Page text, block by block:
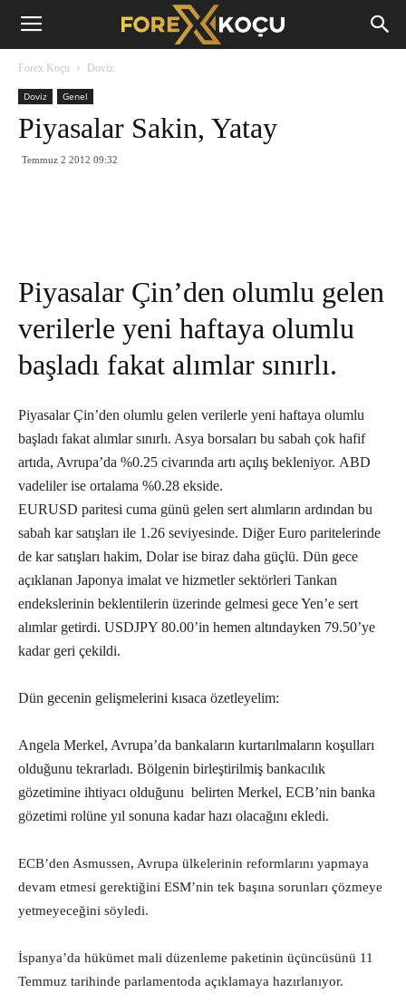
Forex
Forex Koçu Doviz
Doviz Genel
Piyasalar Sakin, Yatay
Temmuz 2 2012 09:32
Piyasalar Çin’den olumlu gelen
verilerle yeni haftaya olumlu
başladı fakat alımlar sınırlı.
Piyasalar Çin’den olumlu gelen verilerle yeni haftaya olumlu
başladı fakat alımlar sınırlı. Asya borsaları bu sabah çok hafif
artıda, Avrupa’da %0.25 civarında artı açılış bekleniyor. ABD
vadeliler ise ortalama %0.28 ekside.
EURUSD paritesi cuma günü gelen sert alımların ardından bu
sabah kar satışları ile 1.26 seviyesinde. Diğer Euro paritelerinde
de kar satışları hakim, Dolar ise biraz daha güçlü. Dün gece
açıklanan Japonya imalat ve hizmetler sektörleri Tankan
endekslerinin beklentilerin üzerinde gelmesi gece Yen’e sert
alımlar getirdi. USDJPY 80.00’in hemen altındayken 79.50’ye
kadar geri çekildi.
Dün gecenin gelişmelerini kısaca özetleyelim:
Angela Merkel, Avrupa’da bankaların kurtarılmaların koşulları
olduğunu tekrarladı. Bölgenin birleştirilmiş bankacılık
gözetimine ihtiyacı olduğunu belirten Merkel, ECB’nin banka
gözetimi rolüne yıl sonuna kadar hazı olacağını ekledi.
ECB’den Asmussen, Avrupa ülkelerinin reformlarını yapmaya
devam etmesi gerektiğini ESM’nin tek başına sorunları çözmeye
yetmeyeceğini söyledi.
İspanya’da hükümet mali düzenleme paketinin üçüncüsünü 11
Temmuz tarihinde parlamentoda açıklamaya hazırlanıyor.